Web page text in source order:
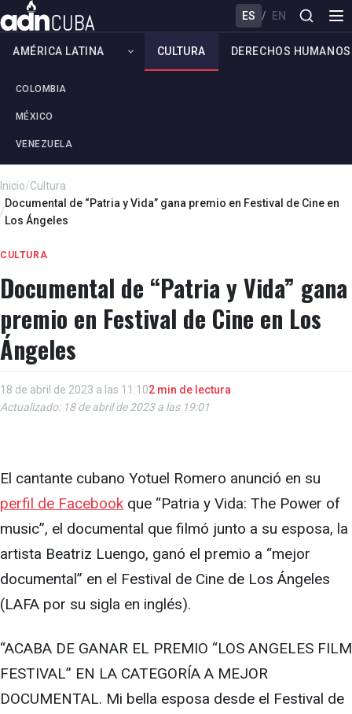
ES / EN
AMÉRICA LATINA
COLOMBIA
MÉXICO
VENEZUELA
CULTURA DERECHOS HUMANOS
Inicio/Cultura
/
Documental de “Patria y Vida” gana premio en Festival de Cine en
Los Ángeles
CULTURA
Documental de “Patria y Vida” gana
premio en Festival de Cine en Los
Ángeles
18 de abril de 2023 a las 11:102 min de lectura
Actualizado: 18 de abril de 2023 a las 19:01
El cantante cubano Yotuel Romero anunció en su
perfil de Facebook que “Patria y Vida: The Power of
music”, el documental que filmó junto a su esposa, la
artista Beatriz Luengo, ganó el premio a “mejor
documental” en el Festival de Cine de Los Ángeles
(LAFA por su sigla en inglés).
“ACABA DE GANAR EL PREMIO “LOS ANGELES FILM
FESTIVAL” EN LA CATEGORÍA A MEJOR
DOCUMENTAL. Mi bella esposa desde el Festival de